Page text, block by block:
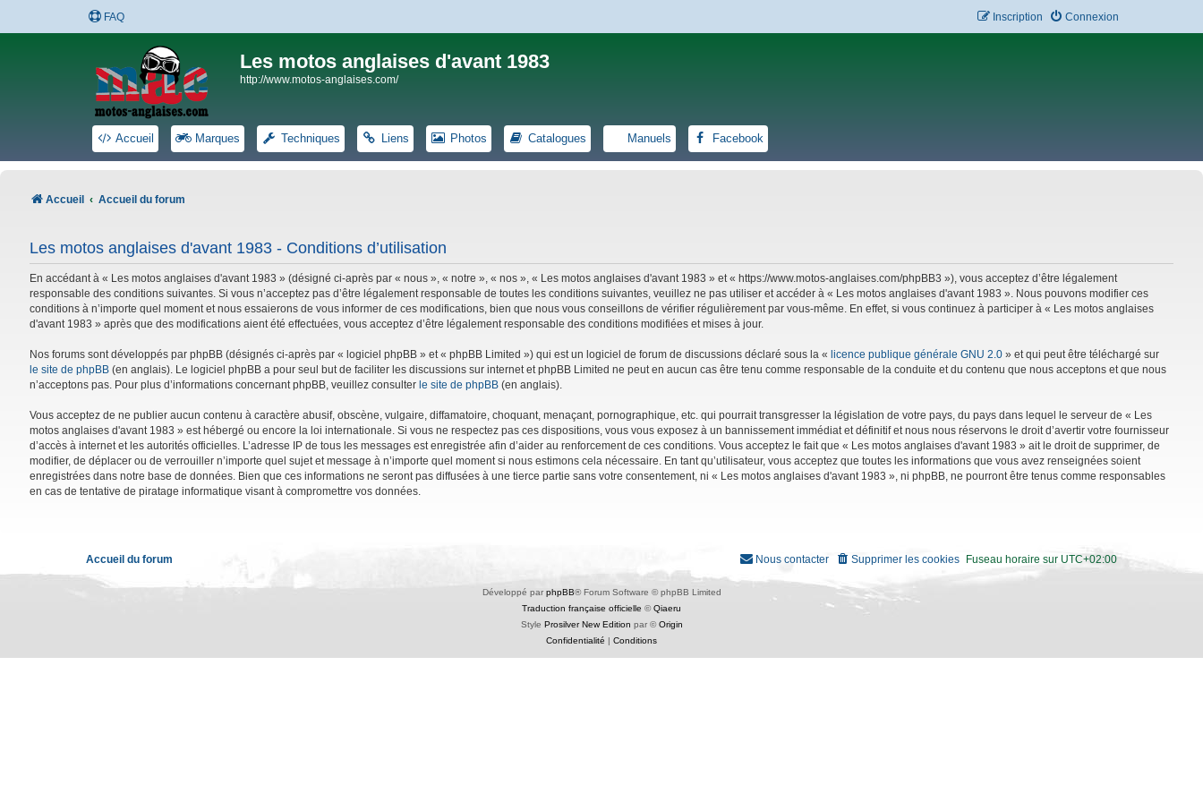
FAQ Connexion
Inscription
Les motos anglaises d'avant 1983
http://www.motos-anglaises.com/
Accueil Marques Techniques Liens Photos Catalogues Manuels Facebook
Accueil Accueil du forum
Les motos anglaises d'avant 1983 - Conditions d’utilisation
En accédant à « Les motos anglaises d'avant 1983 » (désigné ci-après par « nous », « notre », « nos », « Les motos anglaises d'avant 1983 » et « https://www.motos-anglaises.com/phpBB3 »), vous acceptez d’être légalement
responsable des conditions suivantes. Si vous n’acceptez pas d’être légalement responsable de toutes les conditions suivantes, veuillez ne pas utiliser et accéder à « Les motos anglaises d'avant 1983 ». Nous pouvons modifier ces
conditions à n’importe quel moment et nous essaierons de vous informer de ces modifications, bien que nous vous conseillons de vérifier régulièrement par vous-même. En effet, si vous continuez à participer à « Les motos anglaises
d'avant 1983 » après que des modifications aient été effectuées, vous acceptez d’être légalement responsable des conditions modifiées et mises à jour.
Nos forums sont développés par phpBB (désignés ci-après par « logiciel phpBB » et « phpBB Limited ») qui est un logiciel de forum de discussions déclaré sous la « licence publique générale GNU 2.0 » et qui peut être téléchargé sur
le site de phpBB (en anglais). Le logiciel phpBB a pour seul but de faciliter les discussions sur internet et phpBB Limited ne peut en aucun cas être tenu comme responsable de la conduite et du contenu que nous acceptons et que nous
n’acceptons pas. Pour plus d’informations concernant phpBB, veuillez consulter le site de phpBB (en anglais).
Vous acceptez de ne publier aucun contenu à caractère abusif, obscène, vulgaire, diffamatoire, choquant, menaçant, pornographique, etc. qui pourrait transgresser la législation de votre pays, du pays dans lequel le serveur de « Les
motos anglaises d'avant 1983 » est hébergé ou encore la loi internationale. Si vous ne respectez pas ces dispositions, vous vous exposez à un bannissement immédiat et définitif et nous nous réservons le droit d’avertir votre fournisseur
d’accès à internet et les autorités officielles. L’adresse IP de tous les messages est enregistrée afin d’aider au renforcement de ces conditions. Vous acceptez le fait que « Les motos anglaises d'avant 1983 » ait le droit de supprimer, de
modifier, de déplacer ou de verrouiller n’importe quel sujet et message à n’importe quel moment si nous estimons cela nécessaire. En tant qu’utilisateur, vous acceptez que toutes les informations que vous avez renseignées soient
enregistrées dans notre base de données. Bien que ces informations ne seront pas diffusées à une tierce partie sans votre consentement, ni « Les motos anglaises d'avant 1983 », ni phpBB, ne pourront être tenus comme responsables
en cas de tentative de piratage informatique visant à compromettre vos données.
Accueil du forum Fuseau horaire sur UTC+02:00
Supprimer les cookies
Nous contacter
Développé par phpBB® Forum Software © phpBB Limited
Traduction française officielle ©Qiaeru
Style Prosilver New Edition par ©Origin
Confidentialité
Conditions